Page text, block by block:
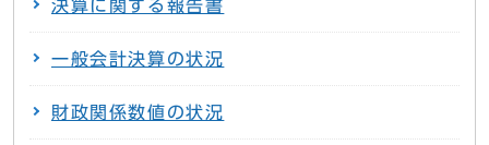
決算に関する報告書
一般会計決算の状況
財政関係数値の状況